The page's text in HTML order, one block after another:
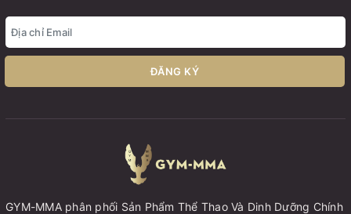
ĐĂNG KÝ
GYM-MMA phân phối Sản Phẩm Thể Thao Và Dinh Dưỡng Chính